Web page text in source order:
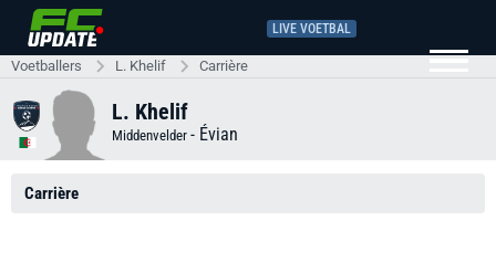
LIVE VOETBAL
Voetballers L. Khelif Carrière
L. Khelif
Middenvelder - Évian
Carrière